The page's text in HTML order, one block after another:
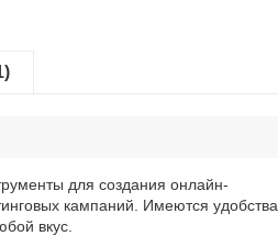
для создания онлайн-
кампаний. Имеются удобства
вкус.